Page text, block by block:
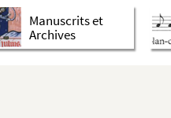
Manuscrits et
Archives